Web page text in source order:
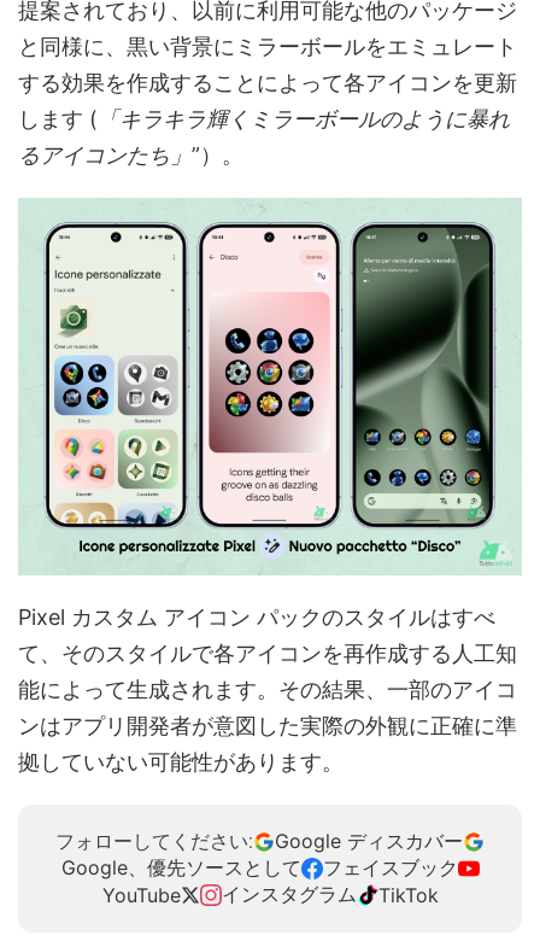
提案されており、以前に利用可能な他のパッケージ
と同様に、黒い背景にミラーボールをエミュレート
する効果を作成することによって各アイコンを更新
します ( 「キラキラ輝くミラーボールのように暴れ
るアイコンたち」 ”）。
Pixel カスタム アイコン パックのスタイルはすべ
て、そのスタイルで各アイコンを再作成する人工知
能によって生成されます。その結果、一部のアイコ
ンはアプリ開発者が意図した実際の外観に正確に準
拠していない可能性があります。
フォローしてください:
Google ディスカバー
Google、優先ソースとして
フェイスブック
YouTube
インスタグラム TikTok